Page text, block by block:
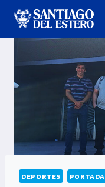
DEPORTES PORTADA